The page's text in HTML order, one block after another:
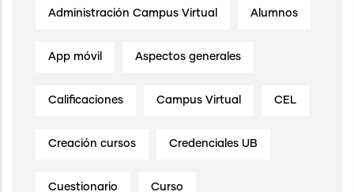
Administración Campus Virtual Alumnos
App móvil Aspectos generales
Calificaciones Campus Virtual CEL
Creación cursos Credenciales UB
Cuestionario Curso